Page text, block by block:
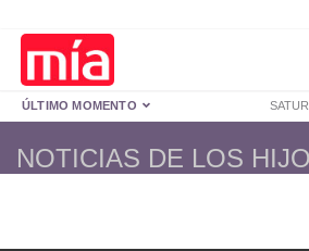
ÚLTIMO MOMENTO
NOTICIAS DE LOS